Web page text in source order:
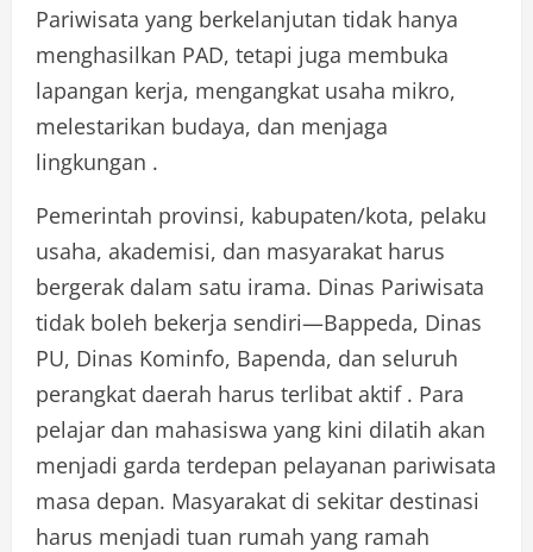
Pariwisata yang berkelanjutan tidak hanya
menghasilkan PAD, tetapi juga membuka
lapangan kerja, mengangkat usaha mikro,
melestarikan budaya, dan menjaga
lingkungan .
Pemerintah provinsi, kabupaten/kota, pelaku
usaha, akademisi, dan masyarakat harus
bergerak dalam satu irama. Dinas Pariwisata
tidak boleh bekerja sendiri—Bappeda, Dinas
PU, Dinas Kominfo, Bapenda, dan seluruh
perangkat daerah harus terlibat aktif . Para
pelajar dan mahasiswa yang kini dilatih akan
menjadi garda terdepan pelayanan pariwisata
masa depan. Masyarakat di sekitar destinasi
harus menjadi tuan rumah yang ramah